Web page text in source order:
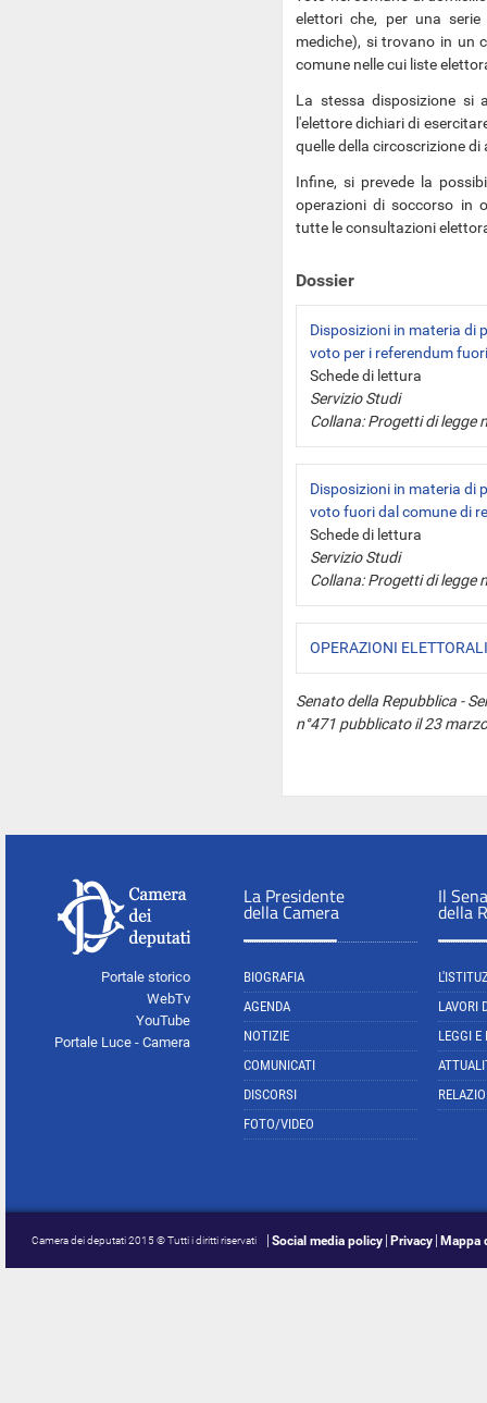
elettori che, per una
mediche), si trovano in un
comune nelle cui liste
La stessa disposizione si
l'elettore dichiari di
quelle della circoscrizione
Infine, si prevede la
operazioni di soccorso in
tutte le consultazioni
Dossier
Disposizioni in materia di
voto per i referendum
Schede di lettura
Servizio Studi
Collana: Progetti di legge
Disposizioni in materia di
voto fuori dal comune di
Schede di lettura
Servizio Studi
Collana: Progetti di legge
OPERAZIONI
Senato della Repubblica -
n°471 pubblicato il 23
Portale storico
WebTv
YouTube
Portale Luce - Camera
La Presidente
della Camera
BIOGRAFIA
AGENDA
NOTIZIE
COMUNICATI
DISCORSI
FOTO/VIDEO
Il
della
LAVORI
LEGGI E
Camera dei deputati 2015 © Tutti i diritti riservati Social media policy Privacy Mappa